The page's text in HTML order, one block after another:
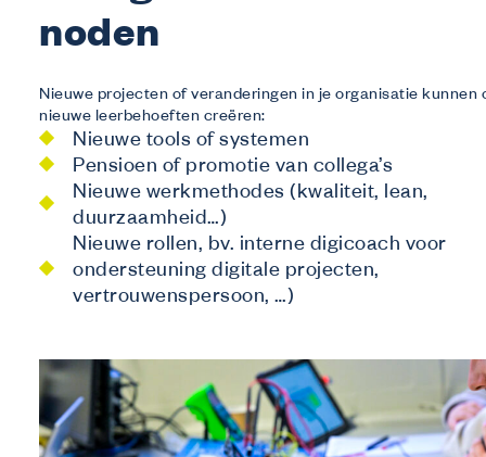
noden
Nieuwe projecten of veranderingen in je organisatie kunnen
nieuwe leerbehoeften creëren:
Nieuwe tools of systemen
Pensioen of promotie van collega’s
Nieuwe werkmethodes (kwaliteit, lean,
duurzaamheid…)
Nieuwe rollen, bv. interne digicoach voor
ondersteuning digitale projecten,
vertrouwenspersoon, …)